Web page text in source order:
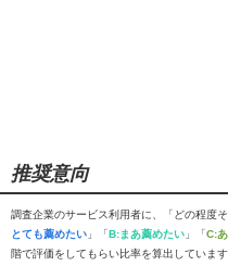
推奨意向
調査企業のサービス利用者に、「どの程度
とても薦めたい 」「B:まあ薦めたい 」「C:
階で評価をしてもらい比率を算出しています